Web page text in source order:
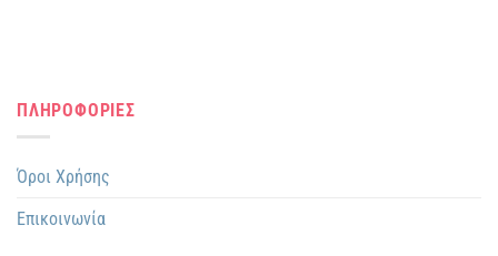
ΠΛΗΡΟΦΟΡΙΕΣ
Όροι Χρήσης
Επικοινωνία